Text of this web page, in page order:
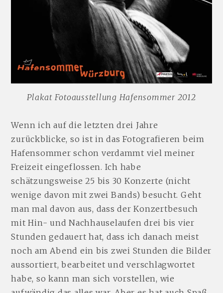
Plakat Fotoausstellung Hafensommer 2012
Wenn ich auf die letzten drei Jahre
zurückblicke, so ist in das Fotografieren beim
Hafensommer schon verdammt viel meiner
Freizeit eingeflossen. Ich habe
schätzungsweise 25 bis 30 Konzerte (nicht
wenige davon mit zwei Bands) besucht. Geht
man mal davon aus, dass der Konzertbesuch
mit Hin- und Nachhauselaufen drei bis vier
Stunden gedauert hat, dass ich danach meist
noch am Abend ein bis zwei Stunden die Bilder
aussortiert, bearbeitet und verschlagwortet
habe, so kann man sich vorstellen, wie